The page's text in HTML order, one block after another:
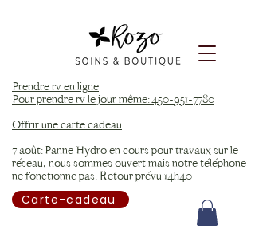
Carte-cadeau
Prendre rv en ligne
Pour prendre rv le jour même: 450-951-7780
Offrir une carte cadeau
7 août: Panne Hydro en cours pour travaux sur le
réseau, nous sommes ouvert mais notre téléphone
ne fonctionne pas. Retour prévu 14h40